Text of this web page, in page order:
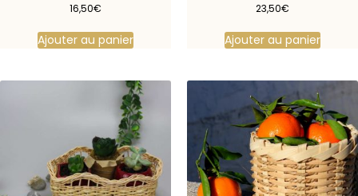
16,50€
Ajouter au panier
23,50€
Ajouter au panier